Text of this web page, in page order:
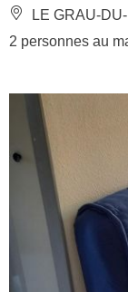
LE GRAU-DU-
2 personnes au